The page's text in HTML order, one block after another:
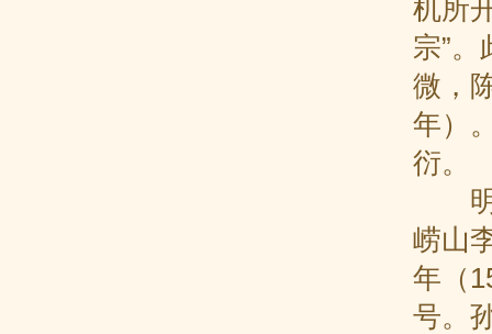
机所
宗”
微，
年）
衍。
明
崂山
年（
号。